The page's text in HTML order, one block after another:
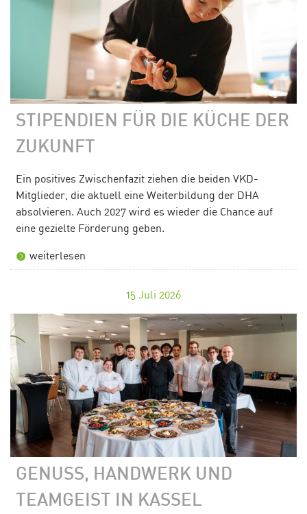
STIPENDIEN FÜR DIE KÜCHE DER
ZUKUNFT
Ein positives Zwischenfazit ziehen die beiden VKD-
Mitglieder, die aktuell eine Weiterbildung der DHA
absolvieren. Auch 2027 wird es wieder die Chance auf
eine gezielte Förderung geben.
weiterlesen
15 Juli 2026
GENUSS, HANDWERK UND
TEAMGEIST IN KASSEL